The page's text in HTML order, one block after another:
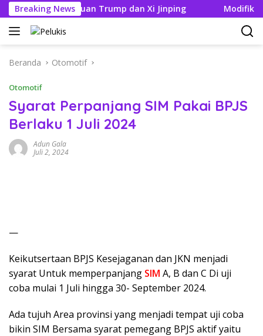
Langsung
ke
konten
Breaking News
Pertemuan Trump dan Xi Jinping Modifikasi Ayla
Beranda Otomotif
Otomotif
Syarat Perpanjang SIM Pakai BPJS
Berlaku 1 Juli 2024
Adun Gala
Juli 2, 2024
—
Keikutsertaan BPJS Kesejaganan dan JKN menjadi
syarat Untuk memperpanjang SIM A, B dan C Di uji
coba mulai 1 Juli hingga 30- September 2024.
Ada tujuh Area provinsi yang menjadi tempat uji coba
bikin SIM Bersama syarat pemegang BPJS aktif yaitu